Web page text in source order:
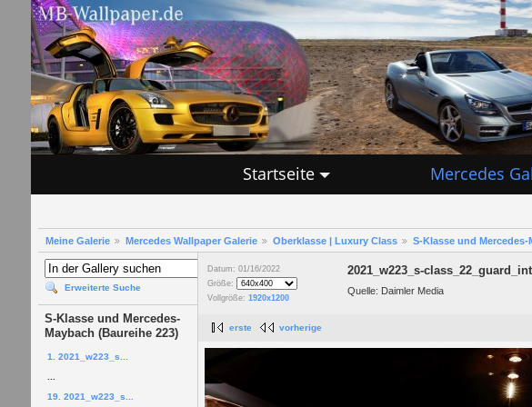
Startseite Mercedes
Meine Galerie Mercedes Wallpaper Galerie Oberklasse | Luxury Class S-Klasse und Mercedes-
Erweiterte Suche
S-Klasse und Mercedes-
Maybach (Baureihe 223)
1. 2021_w223_s...
19. 2021_w223_s...
Datum: 01/16/2022
Größe:
Vollgröße: 1920x1200
2021_w223_s-
Quelle: Daimler Media
erste vorherige